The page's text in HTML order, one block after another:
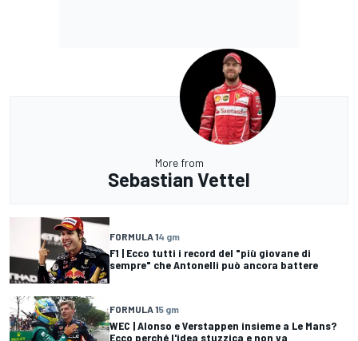
More from
Sebastian Vettel
FORMULA 14 gm
F1 | Ecco tutti i record del "più giovane di
sempre" che Antonelli può ancora battere
FORMULA 15 gm
WEC | Alonso e Verstappen insieme a Le Mans?
Ecco perché l'idea stuzzica e non va